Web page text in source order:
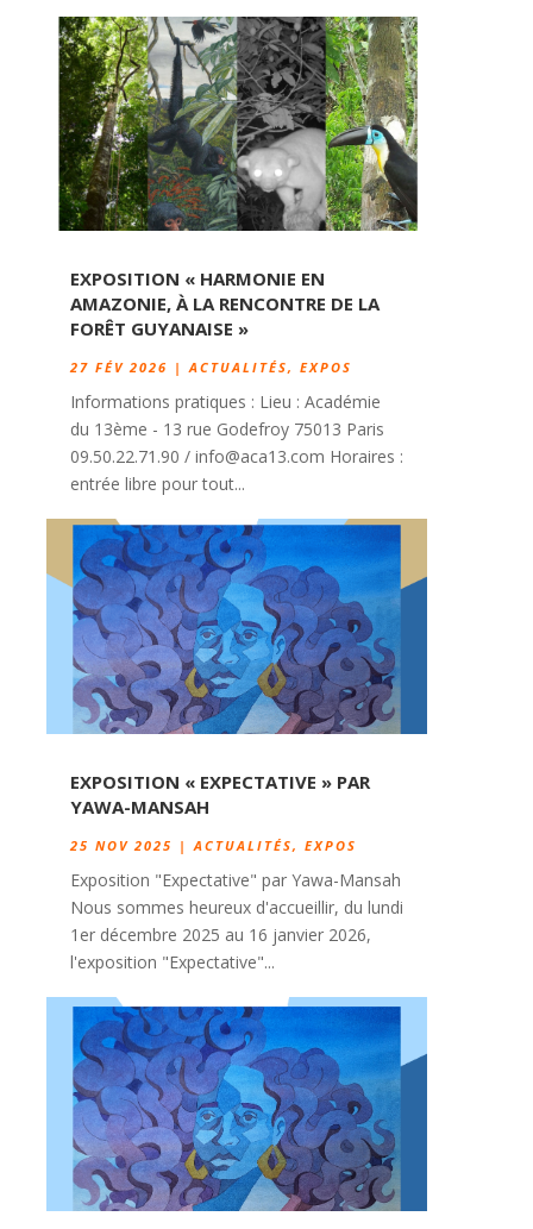
EXPOSITION « HARMONIE EN
AMAZONIE, À LA RENCONTRE DE LA
FORÊT GUYANAISE »
27 FÉV 2026 |ACTUALITÉS, EXPOS
Informations pratiques : Lieu : Académie
du 13ème - 13 rue Godefroy 75013 Paris
09.50.22.71.90 / info@aca13.com Horaires :
entrée libre pour tout...
EXPOSITION « EXPECTATIVE » PAR
YAWA-MANSAH
25 NOV 2025 | ACTUALITÉS, EXPOS
Exposition "Expectative" par Yawa-Mansah
Nous sommes heureux d'accueillir, du lundi
1er décembre 2025 au 16 janvier 2026,
l'exposition "Expectative"...